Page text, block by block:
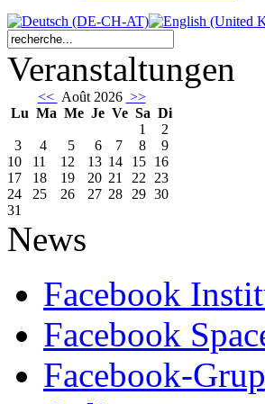
Veranstaltungen
<< Août 2026 >>
Lu Ma Me Je Ve Sa Di
1
2
3
4 5 6 7 8
9
10
11 12 13 14 15 16
17
18 19 20 21 22 23
24
25 26 27 28 29 30
31
News
Facebook
Facebook
Facebook-